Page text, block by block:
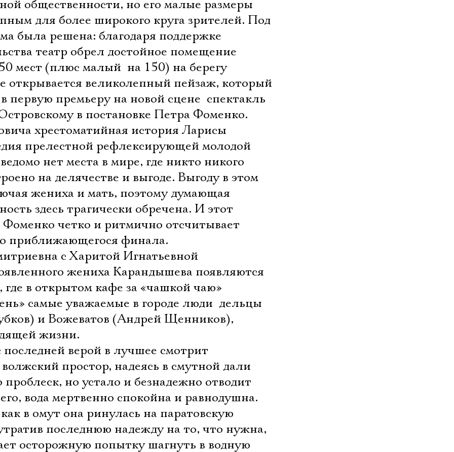
общественности, но его малые размеры
для более широкого круга зрителей. Под
была решена: благодаря поддержке
театр обрел достойное помещение
мест (плюс малый  на 150) на берегу
великолепный пейзаж, который
первую премьеру на новой сцене  спектакль
в постановке Петра Фоменко.
хрестоматийная история Ларисы
прелестной рефлексирующей молодой
нет места в мире, где никто никого
на делячестве и выгоде. Выгоду в этом
жениха и мать, поэтому думающая
здесь трагически обречена. И этот
Фоменко четко и ритмично отсчитывает
приближающегося финала.
с Харитой Игнатьевной
жениха Карандышева появляются
в открытом кафе за «чашкой чаю»
самые уважаемые в городе люди  дельцы
и Вожеватов (Андрей Щенников),
жизни.
верой в лучшее смотрит
простор, надеясь в смутной дали
проблеск, но устало и безнадежно отводит
вода мертвенно спокойна и равнодушна.
в омут она ринулась на паратовскую
последнюю надежду на то, что нужна,
осторожную попытку шагнуть в водную